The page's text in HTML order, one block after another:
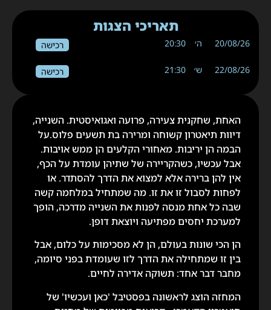
תאריכי הצגות
20/08/26 ה׳ 20:30 רכישה
22/08/26 ש׳ 21:30 רכישה
האחת, שחקנית צעירה, פרועה ואגואיסטית. השנייה,
דיוות תיאטרון קשוחה ומרירה בת תשעים פלוס.על
הבמה הן יריבות. מאחורי הקלעים הן ממש אויבות.
אבל עכשיו, כשהקריירה של שתיהן עומדת על הכף,
אין להן ברירה אלא למצוא את הדרך להסתדר. או
לפחות לסבול זו את זו. מה שמתחיל במלחמה קשה
שבה כל אחת מנסה לפנות את השנייה מדרכה, הופך
למערכת יחסים מפתיעה ויוצאת דופן.
הן הכי שונות בעולם, הן לא מסכימות על כלום, אבל
בין זו שמתחילה את הדרך לזו שעומדת בפני סיומה,
מחבר דבר אחד: תשוקה אדירה לחיים.
המחזה הוצג לראשונה בפסטיבל 'כאן ועכשיו' של